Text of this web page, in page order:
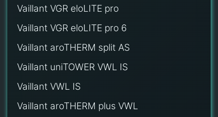
Vaillant VGR eloLITE pro
Vaillant VGR eloLITE pro 6
Vaillant aroTHERM split AS
Vaillant uniTOWER VWL IS
Vaillant VWL IS
Vaillant aroTHERM plus VWL